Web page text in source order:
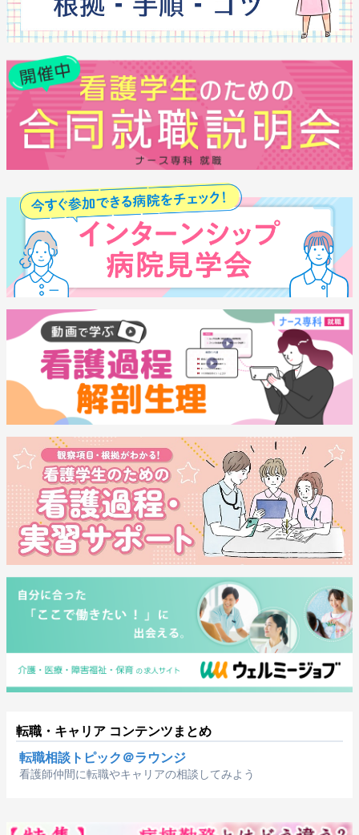
転職・キャリア コンテンツまとめ
転職相談トピック＠ラウンジ
看護師仲間に転職やキャリアの相談してみよう